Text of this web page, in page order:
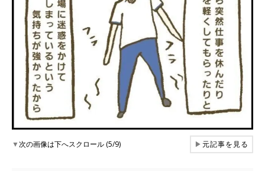
▼次の画像は下へスクロール (5/9) ▶元記事を見る